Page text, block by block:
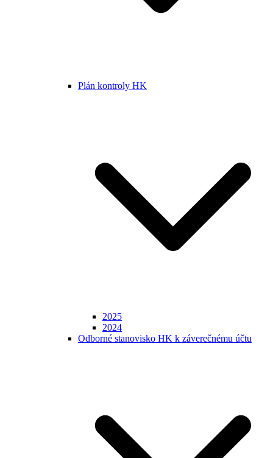
Plán kontroly HK
2025
2024
Odborné stanovisko HK k záverečnému účtu